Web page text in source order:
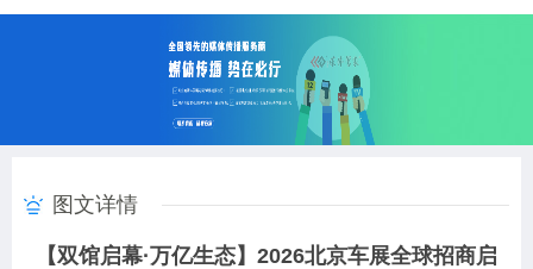
图文详情
【双馆启幕·万亿生态】2026北京车展全球招商启